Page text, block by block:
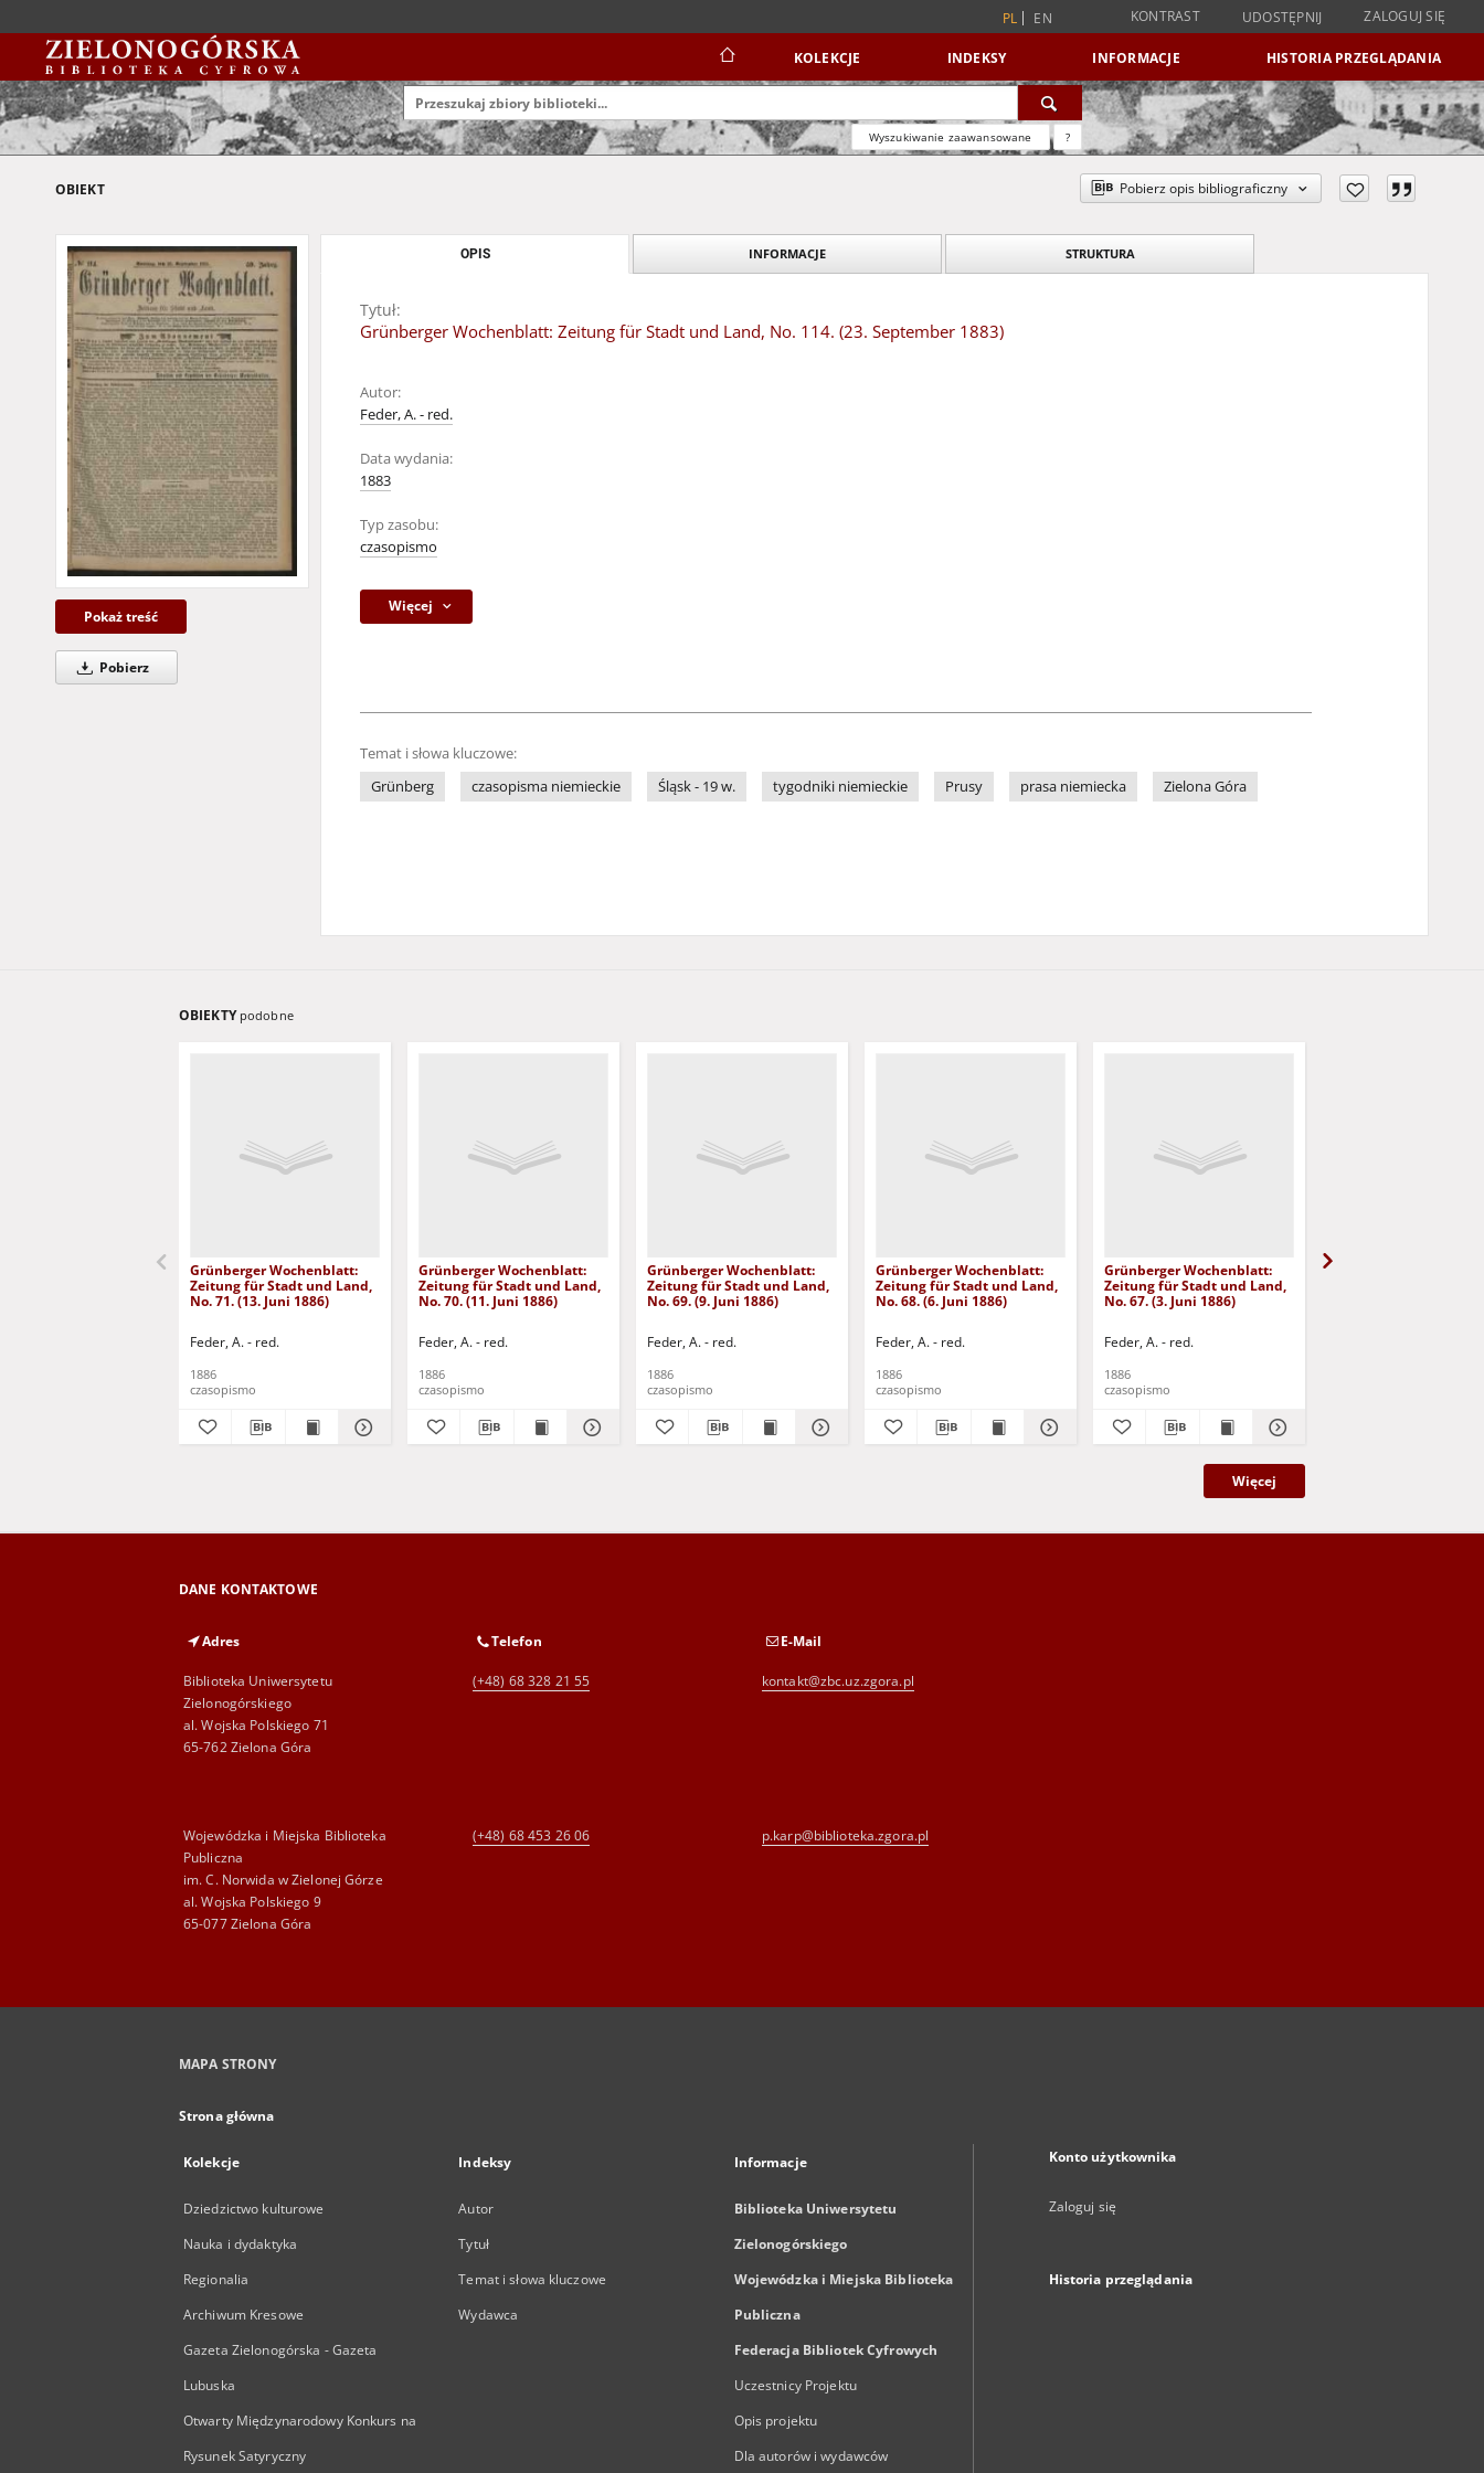
PL EN KONTRAST UDOSTĘPNIJ ZALOGUJ SIĘ
KOLEKCJE INDEKSY INFORMACJE HISTORIA PRZEGLĄDANIA
Wyszukiwanie zaawansowane ?
OBIEKT Pobierz opis bibliograficzny
Pokaż treść
Pobierz
OPIS INFORMACJE STRUKTURA
Tytuł:
Grünberger Wochenblatt: Zeitung für Stadt und Land, No. 114. (23. September 1883)
Autor:
Feder, A. - red.
Data wydania:
1883
Typ zasobu:
czasopismo
Więcej
Temat i słowa kluczowe:
Grünberg
czasopisma niemieckie Śląsk - 19 w. tygodniki niemieckie Prusy prasa niemiecka Zielona Góra
OBIEKTY podobne
Grünberger Wochenblatt:
Zeitung für Stadt und Land,
No. 71. (13. Juni 1886)
Feder, A. - red.
1886
czasopismo
Grünberger Wochenblatt:
Zeitung für Stadt und Land,
No. 70. (11. Juni 1886)
Feder, A. - red.
1886
czasopismo
Grünberger Wochenblatt:
Zeitung für Stadt und Land,
No. 69. (9. Juni 1886)
Feder, A. - red.
1886
czasopismo
Grünberger Wochenblatt:
Zeitung für Stadt und Land,
No. 68. (6. Juni 1886)
Feder, A. - red.
1886
czasopismo
Grünberger Wochenblatt:
Zeitung für Stadt und Land,
No. 67. (3. Juni 1886)
Feder, A. - red.
1886
czasopismo
Więcej
DANE KONTAKTOWE
Adres
Biblioteka Uniwersytetu
Zielonogórskiego
al. Wojska Polskiego 71
65-762 Zielona Góra
Telefon
(+48) 68 328 21 55
E-Mail
kontakt@zbc.uz.zgora.pl
Wojewódzka i Miejska Biblioteka
Publiczna
im. C. Norwida w Zielonej Górze
al. Wojska Polskiego 9
65-077 Zielona Góra
(+48) 68 453 26 06 p.karp@biblioteka.zgora.pl
MAPA STRONY
Strona główna
Kolekcje
Dziedzictwo kulturowe
Nauka i dydaktyka
Regionalia
Archiwum Kresowe
Gazeta Zielonogórska - Gazeta
Lubuska
Otwarty Międzynarodowy Konkurs na
Rysunek Satyryczny
Indeksy
Autor
Tytuł
Temat i słowa kluczowe
Wydawca
Informacje
Biblioteka Uniwersytetu
Zielonogórskiego
Wojewódzka i Miejska Biblioteka
Publiczna
Federacja Bibliotek Cyfrowych
Uczestnicy Projektu
Opis projektu
Dla autorów i wydawców
Konto użytkownika
Zaloguj się
Historia przeglądania